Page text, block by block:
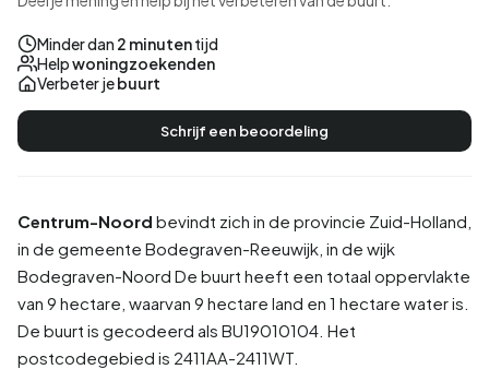
Centrum-Noord bevindt zich in de provincie Zuid-Holland
in de gemeente Bodegraven-Reeuwijk , in de wijk
Bodegraven-Noord De buurt heeft een totaal oppervlakte
van 9 hectare, waarvan 9 hectare land en 1 hectare water is.
De buurt is gecodeerd als BU19010104. Het
postcodegebied is 2411AA-2411WT.
Minder dan 2 minutentijd
Helpwoningzoekenden
Verbeter jebuurt
Schrijf een beoordeling